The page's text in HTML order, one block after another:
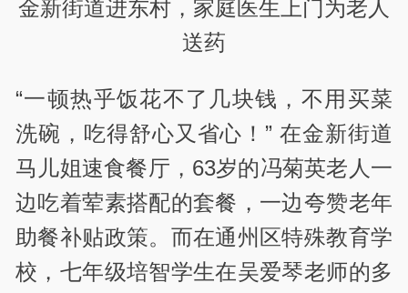
金新街道进东村，家庭医生上门为老人
送药
“一顿热乎饭花不了几块钱，不用买菜
洗碗，吃得舒心又省心！” 在金新街道
马儿姐速食餐厅，63岁的冯菊英老人一
边吃着荤素搭配的套餐，一边夸赞老年
助餐补贴政策。而在通州区特殊教育学
校，七年级培智学生在吴爱琴老师的多